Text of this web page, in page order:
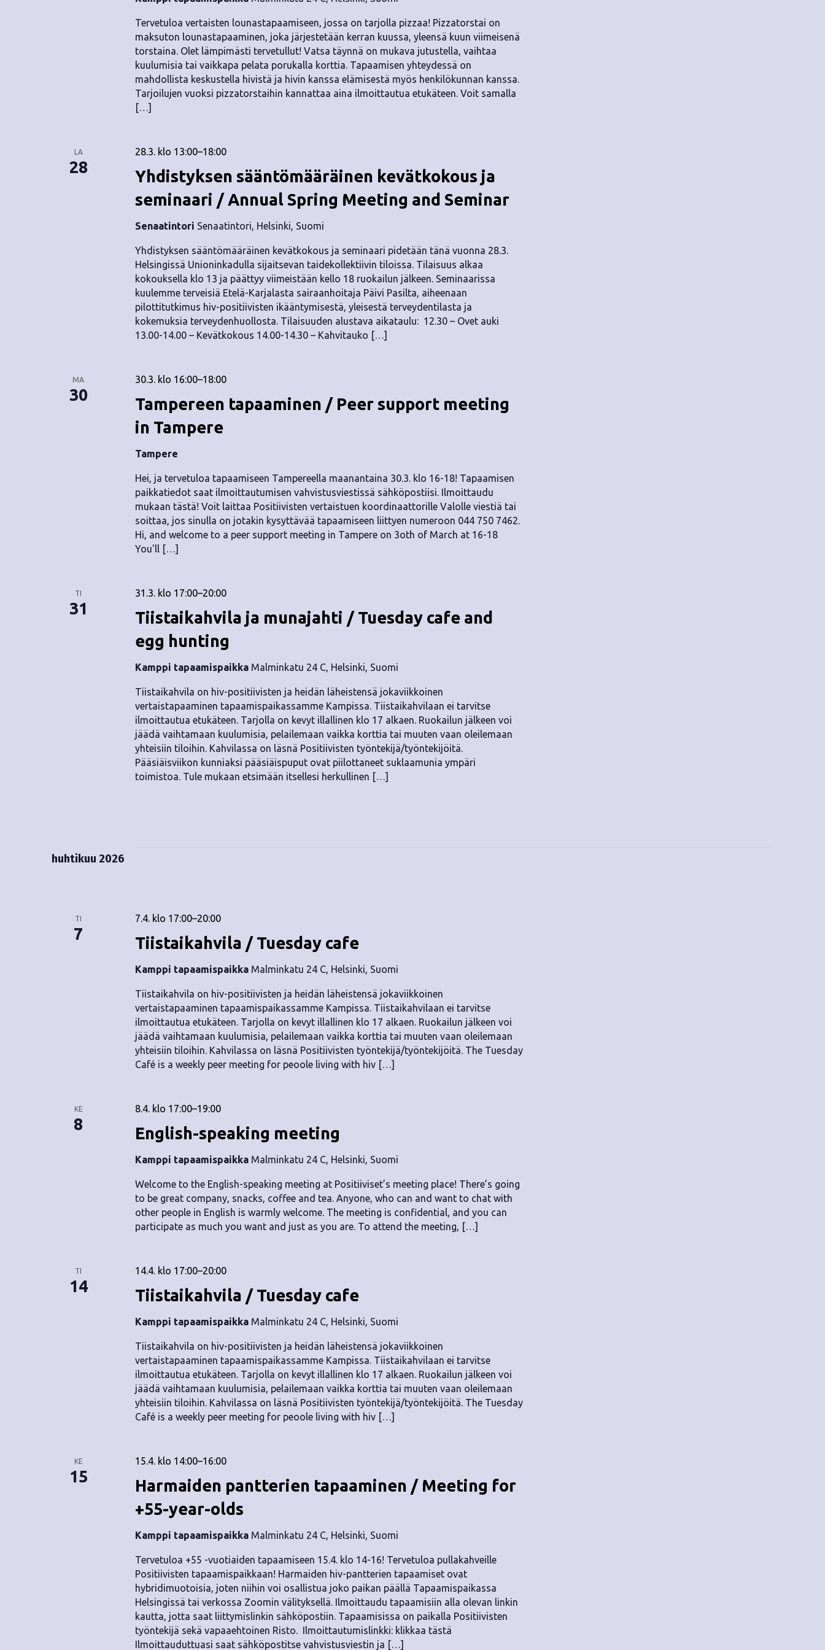
Tervetuloa vertaisten lounastapaamiseen, jossa on tarjolla pizzaa! Pizzatorstai on
maksuton lounastapaaminen, joka järjestetään kerran kuussa, yleensä kuun viimeisenä
torstaina. Olet lämpimästi tervetullut! Vatsa täynnä on mukava jutustella, vaihtaa
kuulumisia tai vaikkapa pelata porukalla korttia. Tapaamisen yhteydessä on
mahdollista keskustella hivistä ja hivin kanssa elämisestä myös henkilökunnan kanssa.
Tarjoilujen vuoksi pizzatorstaihin kannattaa aina ilmoittautua etukäteen. Voit samalla
[…]
LA
28
Yhdistyksen sääntömääräinen kevätkokous ja
seminaari / Annual Spring Meeting and Seminar
28.3. klo 13:00–18:00
Senaatintori Senaatintori, Helsinki, Suomi
Yhdistyksen sääntömääräinen kevätkokous ja seminaari pidetään tänä vuonna 28.3.
Helsingissä Unioninkadulla sijaitsevan taidekollektiivin tiloissa. Tilaisuus alkaa
kokouksella klo 13 ja päättyy viimeistään kello 18 ruokailun jälkeen. Seminaarissa
kuulemme terveisiä Etelä-Karjalasta sairaanhoitaja Päivi Pasilta, aiheenaan
pilottitutkimus hiv-positiivisten ikääntymisestä, yleisestä terveydentilasta ja
kokemuksia terveydenhuollosta. Tilaisuuden alustava aikataulu: 12.30 – Ovet auki
13.00-14.00 – Kevätkokous 14.00-14.30 – Kahvitauko […]
MA
30
Tampereen tapaaminen / Peer support meeting
in Tampere
30.3. klo 16:00–18:00
Tampere
Hei, ja tervetuloa tapaamiseen Tampereella maanantaina 30.3. klo 16-18! Tapaamisen
paikkatiedot saat ilmoittautumisen vahvistusviestissä sähköpostiisi. Ilmoittaudu
mukaan tästä! Voit laittaa Positiivisten vertaistuen koordinaattorille Valolle viestiä tai
soittaa, jos sinulla on jotakin kysyttävää tapaamiseen liittyen numeroon 044 750 7462.
Hi, and welcome to a peer support meeting in Tampere on 3oth of March at 16-18
You'll […]
TI
31
Tiistaikahvila ja munajahti / Tuesday cafe and
egg hunting
31.3. klo 17:00–20:00
Kamppi tapaamispaikka Malminkatu 24 C, Helsinki, Suomi
Tiistaikahvila on hiv-positiivisten ja heidän läheistensä jokaviikkoinen
vertaistapaaminen tapaamispaikassamme Kampissa. Tiistaikahvilaan ei tarvitse
ilmoittautua etukäteen. Tarjolla on kevyt illallinen klo 17 alkaen. Ruokailun jälkeen voi
jäädä vaihtamaan kuulumisia, pelailemaan vaikka korttia tai muuten vaan oleilemaan
yhteisiin tiloihin. Kahvilassa on läsnä Positiivisten työntekijä/työntekijöitä.
Pääsiäisviikon kunniaksi pääsiäispuput ovat piilottaneet suklaamunia ympäri
toimistoa. Tule mukaan etsimään itsellesi herkullinen […]
huhtikuu 2026
TI
7 Tiistaikahvila / Tuesday cafe
7.4. klo 17:00–20:00
Kamppi tapaamispaikka Malminkatu 24 C, Helsinki, Suomi
Tiistaikahvila on hiv-positiivisten ja heidän läheistensä jokaviikkoinen
vertaistapaaminen tapaamispaikassamme Kampissa. Tiistaikahvilaan ei tarvitse
ilmoittautua etukäteen. Tarjolla on kevyt illallinen klo 17 alkaen. Ruokailun jälkeen voi
jäädä vaihtamaan kuulumisia, pelailemaan vaikka korttia tai muuten vaan oleilemaan
yhteisiin tiloihin. Kahvilassa on läsnä Positiivisten työntekijä/työntekijöitä. The Tuesday
Café is a weekly peer meeting for peoole living with hiv […]
KE
8 English-speaking meeting
8.4. klo 17:00–19:00
Kamppi tapaamispaikka Malminkatu 24 C, Helsinki, Suomi
Welcome to the English-speaking meeting at Positiiviset’s meeting place! There’s going
to be great company, snacks, coffee and tea. Anyone, who can and want to chat with
other people in English is warmly welcome. The meeting is confidential, and you can
participate as much you want and just as you are. To attend the meeting, […]
TI
14 Tiistaikahvila / Tuesday cafe
14.4. klo 17:00–20:00
Kamppi tapaamispaikka Malminkatu 24 C, Helsinki, Suomi
Tiistaikahvila on hiv-positiivisten ja heidän läheistensä jokaviikkoinen
vertaistapaaminen tapaamispaikassamme Kampissa. Tiistaikahvilaan ei tarvitse
ilmoittautua etukäteen. Tarjolla on kevyt illallinen klo 17 alkaen. Ruokailun jälkeen voi
jäädä vaihtamaan kuulumisia, pelailemaan vaikka korttia tai muuten vaan oleilemaan
yhteisiin tiloihin. Kahvilassa on läsnä Positiivisten työntekijä/työntekijöitä. The Tuesday
Café is a weekly peer meeting for peoole living with hiv […]
KE
15
Harmaiden pantterien tapaaminen / Meeting for
+55-year-olds
15.4. klo 14:00–16:00
Kamppi tapaamispaikka Malminkatu 24 C, Helsinki, Suomi
Tervetuloa +55 -vuotiaiden tapaamiseen 15.4. klo 14-16! Tervetuloa pullakahveille
Positiivisten tapaamispaikkaan! Harmaiden hiv-pantterien tapaamiset ovat
hybridimuotoisia, joten niihin voi osallistua joko paikan päällä Tapaamispaikassa
Helsingissä tai verkossa Zoomin välityksellä. Ilmoittaudu tapaamisiin alla olevan linkin
kautta, jotta saat liittymislinkin sähköpostiin. Tapaamisissa on paikalla Positiivisten
työntekijä sekä vapaaehtoinen Risto. Ilmoittautumislinkki: klikkaa tästä
Ilmoittauduttuasi saat sähköpostitse vahvistusviestin ja […]